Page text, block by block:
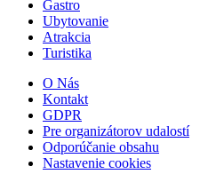
Mesto Šamorín
Šamorín, Január 01
Gastro
Ubytovanie
Atrakcia
Turistika
O Nás
Kontakt
GDPR
Pre organizátorov udalostí
Odporúčanie obsahu
Nastavenie cookies